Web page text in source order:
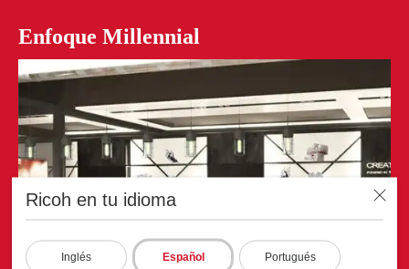
Ricoh en tu idioma
Inglés Español Portugués
Enfoque Millennial